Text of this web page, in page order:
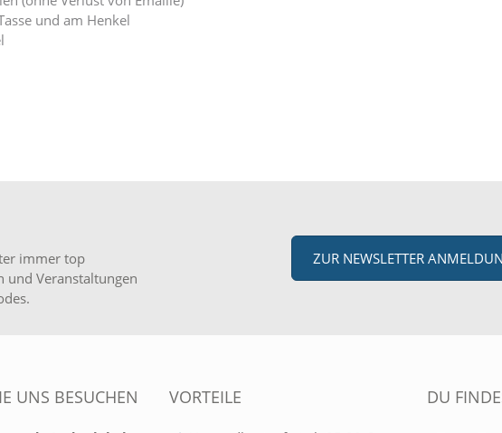
und am Henkel
immer top
Veranstaltungen
ZUR NEWSLETTER
UNS BESUCHEN VORTEILE DU